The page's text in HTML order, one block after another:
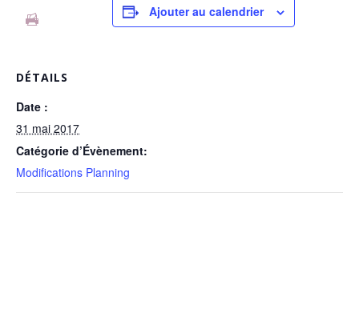
Ajouter au calendrier
DÉTAILS
Date :
31 mai 2017
Catégorie d’Évènement:
Modifications Planning